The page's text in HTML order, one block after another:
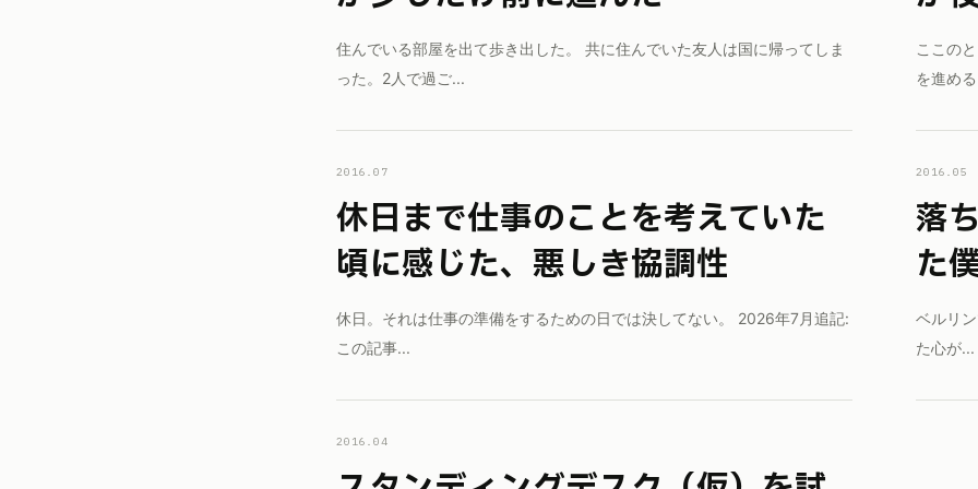
住んでいる部屋を出て歩き出した。 共に住んでいた友人は国に帰ってしま
った。2人で過ご...
ここの
を進め
2016.07
休日まで仕事のことを考えていた
頃に感じた、悪しき協調性
休日。それは仕事の準備をするための日では決してない。 2026年7月追記:
この記事...
2016.05
落ち着きのないふわふわとしてい
た
ベルリ
た心が...
2016.04